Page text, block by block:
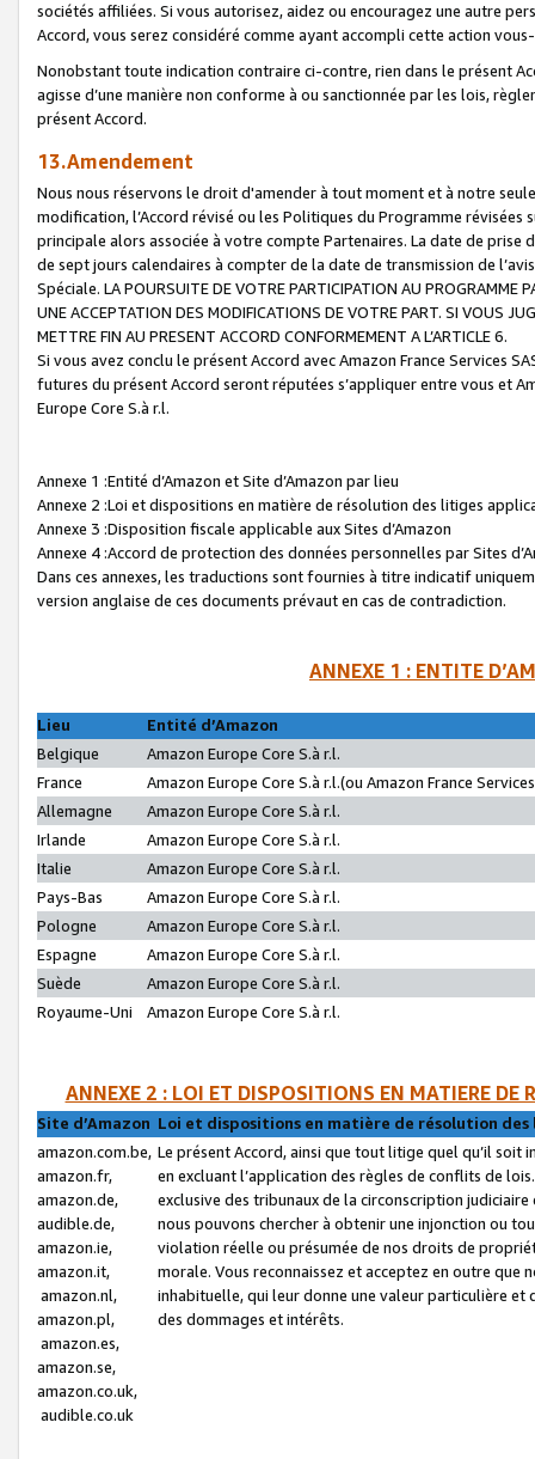
sociétés affiliées. Si vous autorisez, aidez ou encouragez une autre
Accord, vous serez considéré comme ayant accompli cette action
Nonobstant toute indication contraire ci-contre, rien dans le présent
agisse d’une manière non conforme à ou sanctionnée par les lois,
présent Accord.
13.Amendement
Nous nous réservons le droit d'amender à tout moment et à notre
modification, l’Accord révisé ou les Politiques du Programme
principale alors associée à votre compte Partenaires. La date de
de sept jours calendaires à compter de la date de transmission de
Spéciale. LA POURSUITE DE VOTRE PARTICIPATION AU PROGRAMME
UNE ACCEPTATION DES MODIFICATIONS DE VOTRE PART. SI VOUS
METTRE FIN AU PRESENT ACCORD CONFORMEMENT A L’ARTICLE 6.
Si vous avez conclu le présent Accord avec Amazon France Services
futures du présent Accord seront réputées s’appliquer entre vous et
Europe Core S.à r.l.
Annexe 1 :Entité d’Amazon et Site d’Amazon par lieu
Annexe 2 :Loi et dispositions en matière de résolution des litiges
Annexe 3 :Disposition fiscale applicable aux Sites d’Amazon
Annexe 4 :Accord de protection des données personnelles par Sites
Dans ces annexes, les traductions sont fournies à titre indicatif
version anglaise de ces documents prévaut en cas de contradiction.
ANNEXE 1 : ENTITE
Lieu
Entité d’Amazon
Belgique
Amazon Europe Core S.à r.l.
France
Amazon Europe Core S.à r.l.(ou Amazon France
Allemagne
Amazon Europe Core S.à r.l.
Irlande
Amazon Europe Core S.à r.l.
Italie
Amazon Europe Core S.à r.l.
Pays-Bas
Amazon Europe Core S.à r.l.
Pologne
Amazon Europe Core S.à r.l.
Espagne
Amazon Europe Core S.à r.l.
Suède
Amazon Europe Core S.à r.l.
Royaume-Uni
Amazon Europe Core S.à r.l.
ANNEXE 2 : LOI ET DISPOSITIONS EN MATIERE DE
Site d’Amazon Loi et dispositions en matière de résolution
amazon.com.be,
amazon.fr,
amazon.de,
audible.de,
amazon.ie,
amazon.it,
amazon.nl,
amazon.pl,
amazon.es,
amazon.se,
amazon.co.uk,
audible.co.uk
Le présent Accord, ainsi que tout litige quel qu’il soit
en excluant l’application des règles de conflits de
exclusive des tribunaux de la circonscription
nous pouvons chercher à obtenir une injonction ou
violation réelle ou présumée de nos droits de
morale. Vous reconnaissez et acceptez en outre que
inhabituelle, qui leur donne une valeur particulière
des dommages et intérêts.